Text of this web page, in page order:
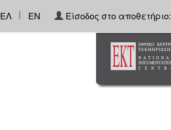
ΕΛ | EN Είσοδος στο αποθετήριο: